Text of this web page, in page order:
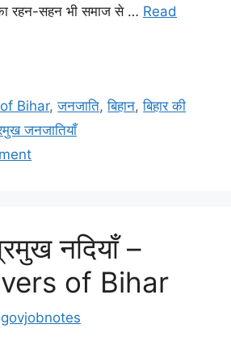
रहन-सहन भी समाज से … Read
Bihar,जनजाति,बिहान,बिहार की
जनजातियाँ
नदियाँ –
of Bihar
govjobnotes